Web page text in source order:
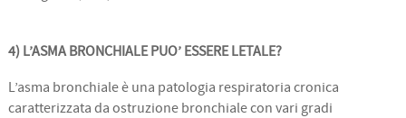
4) L’ASMA BRONCHIALE PUO’ ESSERE LETALE?
L’asma bronchiale è una patologia respiratoria cronica
caratterizzata da ostruzione bronchiale con vari gradi